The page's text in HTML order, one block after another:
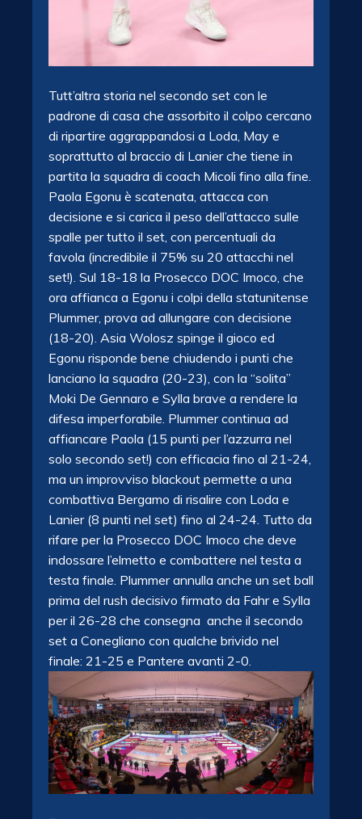
Tutt’altra storia nel secondo set con le
padrone di casa che assorbito il colpo cercano
di ripartire aggrappandosi a Loda, May e
soprattutto al braccio di Lanier che tiene in
partita la squadra di coach Micoli fino alla fine.
Paola Egonu è scatenata, attacca con
decisione e si carica il peso dell’attacco sulle
spalle per tutto il set, con percentuali da
favola (incredibile il 75% su 20 attacchi nel
set!). Sul 18-18 la Prosecco DOC Imoco, che
ora affianca a Egonu i colpi della statunitense
Plummer, prova ad allungare con decisione
(18-20). Asia Wolosz spinge il gioco ed
Egonu risponde bene chiudendo i punti che
lanciano la squadra (20-23), con la “solita”
Moki De Gennaro e Sylla brave a rendere la
difesa imperforabile. Plummer continua ad
affiancare Paola (15 punti per l’azzurra nel
solo secondo set!) con efficacia fino al 21-24,
ma un improvviso blackout permette a una
combattiva Bergamo di risalire con Loda e
Lanier (8 punti nel set) fino al 24-24. Tutto da
rifare per la Prosecco DOC Imoco che deve
indossare l’elmetto e combattere nel testa a
testa finale. Plummer annulla anche un set ball
prima del rush decisivo firmato da Fahr e Sylla
per il 26-28 che consegna anche il secondo
set a Conegliano con qualche brivido nel
finale: 21-25 e Pantere avanti 2-0.